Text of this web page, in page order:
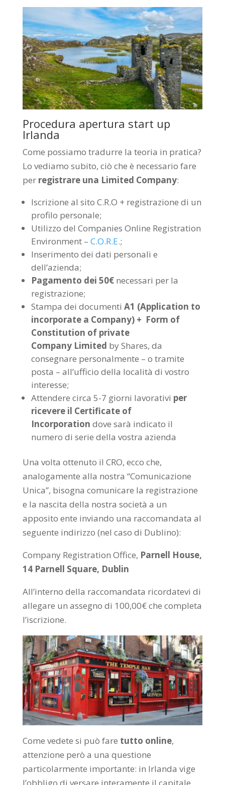
Procedura apertura start up
Irlanda
Come possiamo tradurre la teoria in pratica?
Lo vediamo subito, ciò che è necessario fare
per registrare una Limited Company:
Iscrizione al sito C.R.O + registrazione di un
profilo personale;
Utilizzo del Companies Online Registration
Environment – C.O.R.E.;
Inserimento dei dati personali e
dell’azienda;
Pagamento dei 50€necessari per la
registrazione;
Stampa dei documenti A1 (Application to
incorporate a Company) + Form of
Constitution of private
Company Limited by Shares, da
consegnare personalmente – o tramite
posta – all’ufficio della località di vostro
interesse;
Attendere circa 5-7 giorni lavorativi per
ricevere il Certificate of
Incorporation dove sarà indicato il
numero di serie della vostra azienda
Una volta ottenuto il CRO, ecco che,
analogamente alla nostra “Comunicazione
Unica”, bisogna comunicare la registrazione
e la nascita della nostra società a un
apposito ente inviando una raccomandata al
seguente indirizzo (nel caso di Dublino):
Company Registration Office, Parnell House,
14 Parnell Square, Dublin
All’interno della raccomandata ricordatevi di
allegare un assegno di 100,00€ che completa
l’iscrizione.
Come vedete si può fare tutto online,
attenzione però a una questione
particolarmente importante: in Irlanda vige